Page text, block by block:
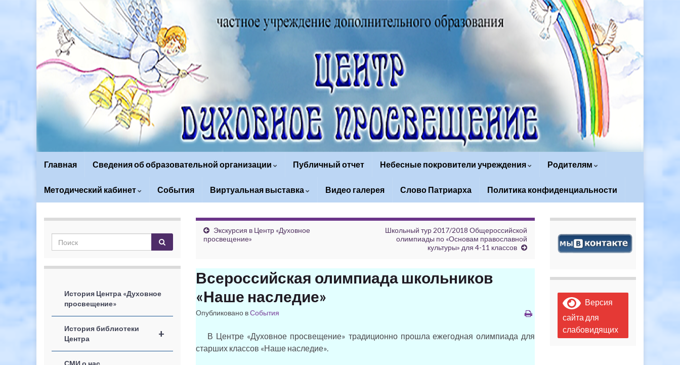
Главная Сведения об образовательной организации Публичный отчет Небесные покровители учреждения Родителям
Методический кабинет События Виртуальная выставка Видео галерея Слово Патриарха Политика конфиденциальности
История Центра «Духовное
просвещение»
+
История библиотеки
Центра
СМИ о нас
Экскурсия в Центр «Духовное
просвещение»
Школьный тур 2017/2018 Общероссийской
олимпиады по «Основам православной
культуры» для 4-11 классов
Всероссийская олимпиада школьников
«Наше наследие»
Опубликовано вСобытия
В Центре «Духовное просвещение» традиционно прошла ежегодная олимпиада для
старших классов «Наше наследие».
Версия
сайта для
слабовидящих